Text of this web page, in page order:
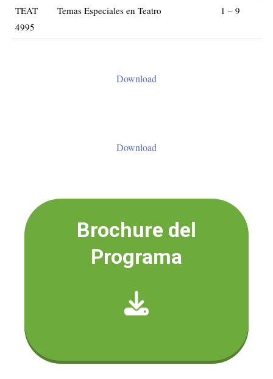
TEAT
4995
Temas Especiales en Teatro 1 – 9
Download
Download
Brochure del
Programa